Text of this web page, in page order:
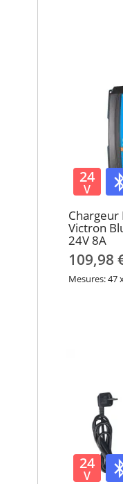
Chargeur
Victron
24V 8A
109,98
Mesures: 47
24
V
24
V